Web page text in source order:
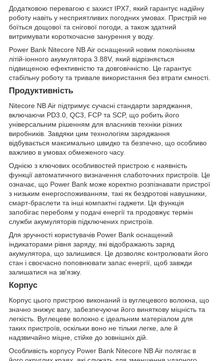
Додатковою перевагою є захист IPX7, який гарантує надійну
роботу навіть у несприятливих погодних умовах. Пристрій не
боїться дощової та снігової погоди, а також здатний
витримувати короткочасне занурення у воду.
Power Bank Nitecore NB Air оснащений новим поколінням
літій-іонного акумулятора 3.88V, який відрізняється
підвищеною ефективністю та довговічністю. Це гарантує
стабільну роботу та тривале використання без втрати ємності.
Продуктивність
Nitecore NB Air підтримує сучасні стандарти заряджання,
включаючи PD3.0, QC3, FCP та SCP, що робить його
універсальним рішенням для власників техніки різних
виробників. Завдяки цим технологіям заряджання
відбувається максимально швидко та безпечно, що особливо
важливо в умовах обмеженого часу.
Однією з ключових особливостей пристрою є наявність
функції автоматичного визначення слаботочних пристроїв. Це
означає, що Power Bank може коректно розпізнавати пристрої
з низьким енергоспоживанням, такі як бездротові навушники,
смарт-браслети та інші компактні гаджети. Ця функція
запобігає перебоям у подачі енергії та продовжує термін
служби акумуляторів підключених пристроїв.
Для зручності користувачів Power Bank оснащений
індикаторами рівня заряду, які відображають заряд
акумулятора, що залишився. Це дозволяє контролювати його
стан і своєчасно поповнювати запас енергії, щоб завжди
залишатися на зв'язку.
Корпус
Корпус цього пристрою виконаний із вуглецевого волокна, що
значно знижує вагу, забезпечуючи його виняткову міцність та
легкість. Вуглецеве волокно є ідеальним матеріалом для
таких пристроїв, оскільки воно не тільки легке, але й
надзвичайно міцне, стійке до зовнішніх дій.
Особливість корпусу Power Bank Nitecore NB Air полягає в